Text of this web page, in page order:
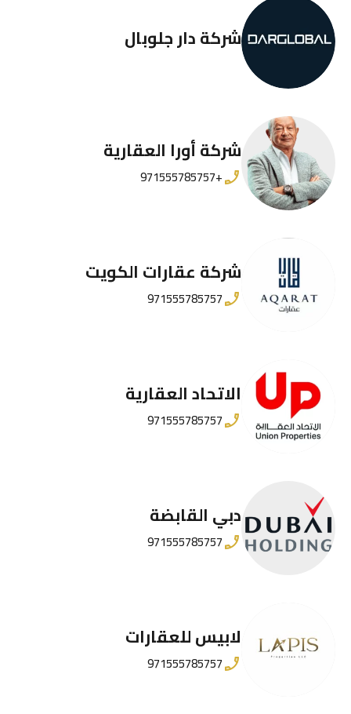
شركة دار جلوبال
شركة أورا العقارية
+971555785757
شركة عقارات الكويت
971555785757
الاتحاد العقارية
971555785757
دبي القابضة
971555785757
لابيس للعقارات
971555785757